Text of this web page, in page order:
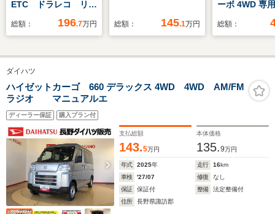
ETC ドラレコ リア
総額： 196.7万円 総額： 145.1万円
ーボ 4WD 専
ビ マルチアラ
席モニター 純
ンキープアシ
滑り防止装置
総額：
ダイハツ
ハイゼットカーゴ 660 デラックス 4WD 4WD AM/FM
ラジオ マニュアルエ
ディーラー保証 購入プラン付
支払総額
143.5万円
本体価格
135.9万円
年式 2025年 走行 16km
車検
'27/07 修復
なし
保証
保証付 整備
法定整備付
住所
長野県諏訪郡